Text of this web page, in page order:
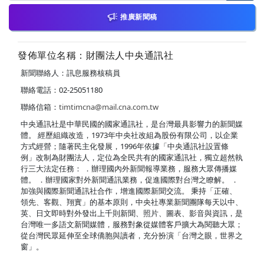
推廣新聞稿
發佈單位名稱：財團法人中央通訊社
新聞聯絡人：訊息服務核稿員
聯絡電話：02-25051180
聯絡信箱： timtimcna@mail.cna.com.tw
中央通訊社是中華民國的國家通訊社，是台灣最具影響力的新聞媒
體。 經歷組織改造，1973年中央社改組為股份有限公司，以企業
方式經營；隨著民主化發展，1996年依據「中央通訊社設置條
例」改制為財團法人，定位為全民共有的國家通訊社，獨立超然執
行三大法定任務： ．辦理國內外新聞報導業務，服務大眾傳播媒
體。 ．辦理國家對外新聞通訊業務，促進國際對台灣之瞭解。 ．
加強與國際新聞通訊社合作，增進國際新聞交流。 秉持「正確、
領先、客觀、翔實」的基本原則，中央社專業新聞團隊每天以中、
英、日文即時對外發出上千則新聞、照片、圖表、影音與資訊，是
台灣唯一多語文新聞媒體，服務對象從媒體客戶擴大為閱聽大眾；
從台灣民眾延伸至全球僑胞與讀者，充分扮演「台灣之眼，世界之
窗」。